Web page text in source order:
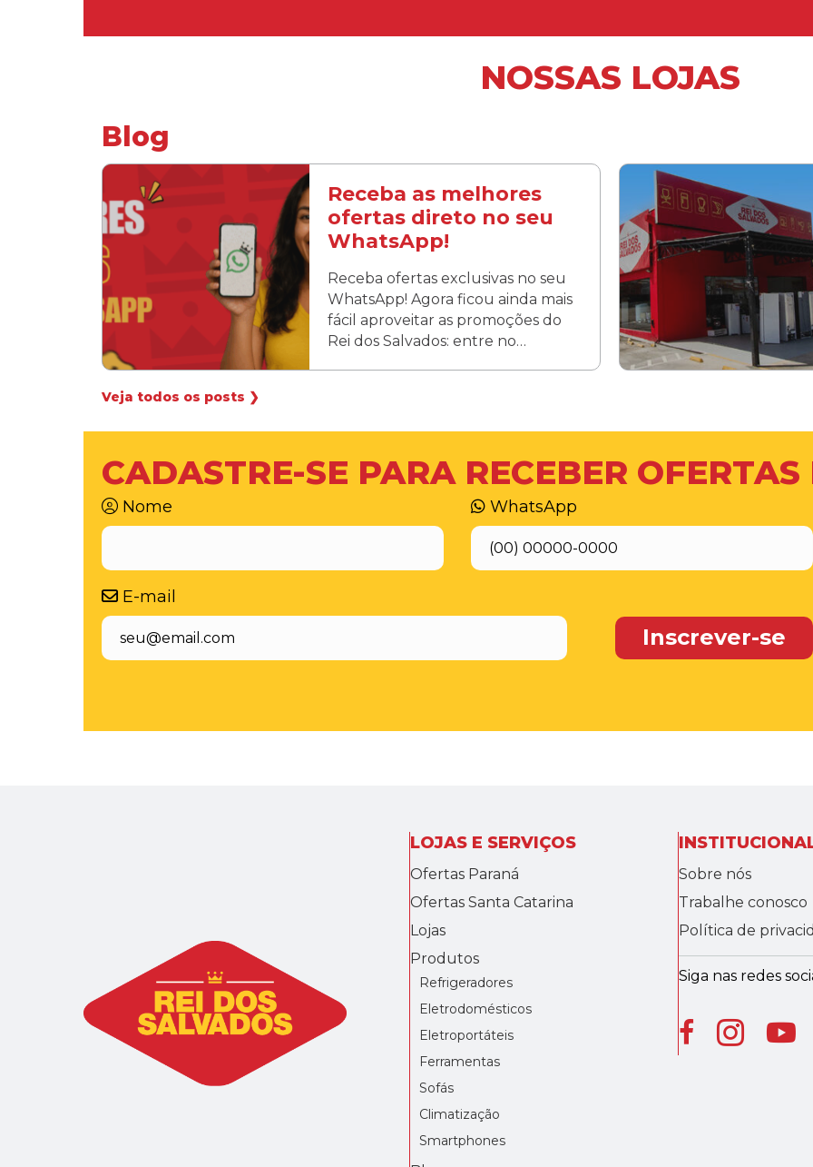
NOSSAS LOJAS
Blog
Receba as melhores
ofertas direto no seu
WhatsApp!
Receba ofertas exclusivas no seu
WhatsApp! Agora ficou ainda mais
fácil aproveitar as promoções do
Rei dos Salvados: entre no…
Veja todos os posts ❯
CADASTRE-SE PARA RECEBER
Nome WhatsApp
E-mail
LOJAS E SERVIÇOS
Ofertas Paraná
Ofertas Santa Catarina
Lojas
Produtos
Refrigeradores
Eletrodomésticos
Eletroportáteis
Ferramentas
Sofás
Climatização
Smartphones
Sobre nós
Trabalhe conosco
Política de
Siga nas redes